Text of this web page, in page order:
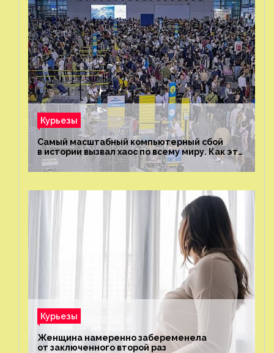
Курьезы
Самый масштабный компьютерный сбой
в истории вызвал хаос по всему миру. Как это
было?
Курьезы
Женщина намеренно забеременела
от заключенного второй раз